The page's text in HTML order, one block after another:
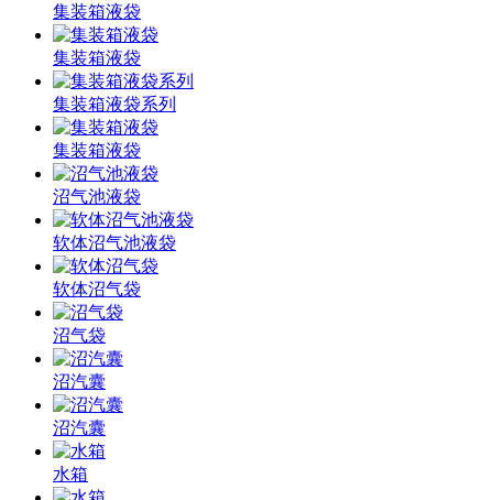
集装箱液袋
集装箱液袋
集装箱液袋系列
集装箱液袋
沼气池液袋
软体沼气池液袋
软体沼气袋
沼气袋
沼汽囊
沼汽囊
水箱